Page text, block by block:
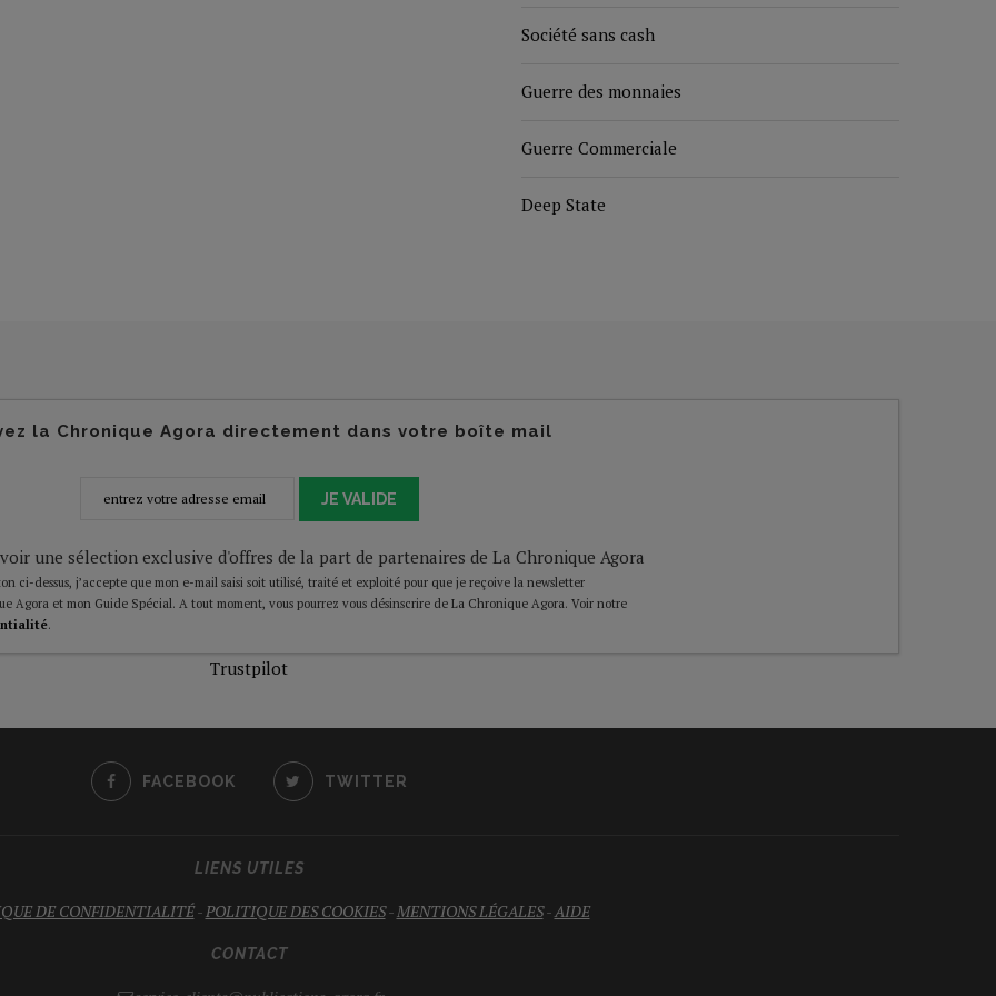
Société sans cash
Guerre des monnaies
Guerre Commerciale
Deep State
la Chronique Agora directement dans votre boîte mail
JE VALIDE
une sélection exclusive d'offres de la part de partenaires de La Chronique Agora
ci-dessus, j’accepte que mon e-mail saisi soit utilisé, traité et exploité pour que je reçoive la newsletter
Agora et mon Guide Spécial. A tout moment, vous pourrez vous désinscrire de La Chronique Agora. Voir notre
.
Trustpilot
FACEBOOK TWITTER
LIENS UTILES
DE CONFIDENTIALITÉ-POLITIQUE DES COOKIES-MENTIONS LÉGALES-AIDE
CONTACT